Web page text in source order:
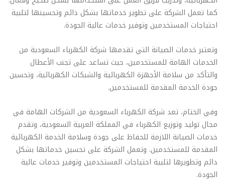
كما تعمل الشركة على تطوير خدماتها بشكل دائم وتحسينها لتلبية
احتياجات المستخدمين وتوفير خدمات عالية الجودة.
وتعتبر خدمات الصيانة التي تقدمها شركة الكهرباء السعودية من
الخدمات الهامة للمستخدمين، حيث تساعد على تجنب الأعطال
والتأكد من سلامة الأجهزة الكهربائية والشبكات الكهربائية، وتحسين
جودة الخدمة المقدمة للمستخدمين.
وفي الختام، تعد شركة الكهرباء السعودية من الشركات الهامة في
مجال توليد وتوزيع الكهرباء في المملكة العربية السعودية، وتقدم
خدمات الصيانة اللازمة للحفاظ على جودة وسلامة الخدمة الكهربائية
المقدمة للمستخدمين. وتعمل الشركة على تحسين خدماتها بشكل
دائم وتطويرها لتلبية احتياجات المستخدمين وتوفير خدمات عالية
الجودة.